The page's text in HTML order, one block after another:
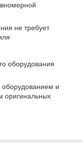
не требует
оборудования
и
оригинальных